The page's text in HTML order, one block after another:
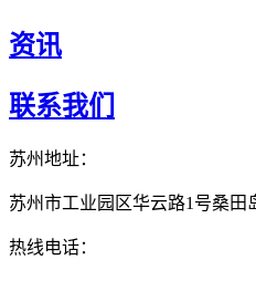
资讯
联系我们
苏州地址：
苏州市工业园区华云路1号桑田
热线电话：